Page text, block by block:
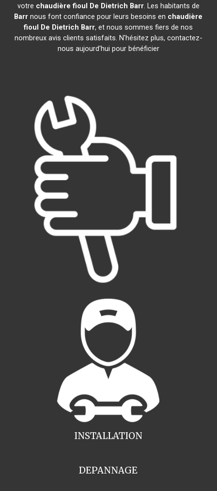
votre chaudière fioul De Dietrich Barr. Les habitants de
Barr nous font confiance pour leurs besoins en chaudière
fioul De Dietrich Barr, et nous sommes fiers de nos
nombreux avis clients satisfaits. N'hésitez plus, contactez-
nous aujourd'hui pour bénéficier
INSTALLATION
DEPANNAGE